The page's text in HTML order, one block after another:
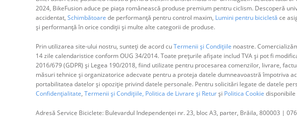
2024, BikeFusion aduce pe piața românească produse premium pentru ciclism. Descoperă
accidentat, Schimbătoare de performanță pentru control maxim, Lumini pentru bicicletă ce
și performanță în orice condiții și multe alte categorii de produse.
Prin utilizarea site-ului nostru, sunteți de acord cuTermenii și Condițiile noastre.
14 zile calendaristice conform OUG 34/2014. Toate prețurile afișate includ TVA și pot fi
2016/679 (GDPR) și Legea 190/2018, fiind utilizate pentru procesarea comenzilor, livrare,
măsuri tehnice și organizatorice adecvate pentru a proteja datele dumneavoastră împotriva
portabilitatea datelor și opoziție privind datele personale. Pentru solicitări legate de datele
Confidențialitate, Termenii și Condițiile, Politica de Livrare și Returși Politica Cookie
Adresă Service Biciclete: Bulevardul Independenței nr. 23, bloc A3, parter, Brăila, 800003 |